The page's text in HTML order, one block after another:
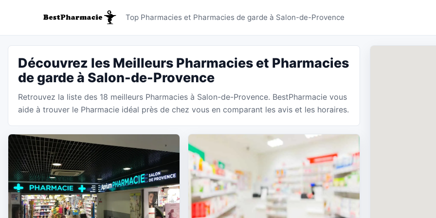
Pharmacies Salon-de-Provence
Top Pharmacies et Pharmacies de garde à Salon-de-Provence
Découvrez les Meilleurs Pharmacies et Pharmacies
de garde à Salon-de-Provence
Retrouvez la liste des 18 meilleurs Pharmacies à Salon-de-Provence. BestPharmacie vous
aide à trouver le Pharmacie idéal près de chez vous en comparant les avis et les horaires.